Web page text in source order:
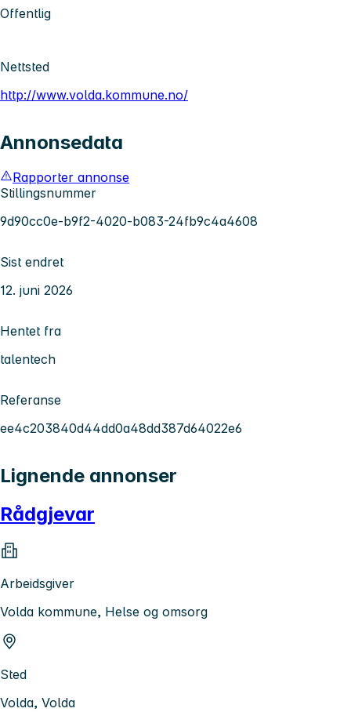
Offentlig
Nettsted
http://www.volda.kommune.no/
Annonsedata
Rapporter annonse
Stillingsnummer
9d90cc0e-b9f2-4020-b083-24fb9c4a4608
Sist endret
12. juni 2026
Hentet fra
talentech
Referanse
ee4c203840d44dd0a48dd387d64022e6
Lignende annonser
Rådgjevar
Arbeidsgiver
Volda kommune, Helse og omsorg
Sted
Volda, Volda